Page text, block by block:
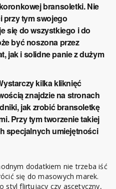
bransoletki. Nie
przy tym swojego
się do wszystkiego i do
być noszona przez
jak i solidne panie z dużym
kilka kliknięć
znajdzie na stronach
jak zrobić bransoletkę
Przy tym tworzenie takiej
specjalnych umiejętności
dodatkiem nie trzeba iść
się do masowych marek.
styl flirtujący czy ascetyczny,